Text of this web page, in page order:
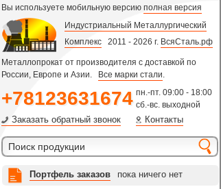
Вы используете мобильную версию полная версия
Индустриальный Металлургический
Комплекс 2011 - 2026 г. ВсяСталь.рф
Металлопрокат от производителя с доставкой по
России, Европе и Азии.
Все марки стали.
+78123631674 пн.-пт. 09:00 - 18:00
сб.-вс. выходной
Заказать обратный звонок Контакты
Портфель заказов пока ничего нет